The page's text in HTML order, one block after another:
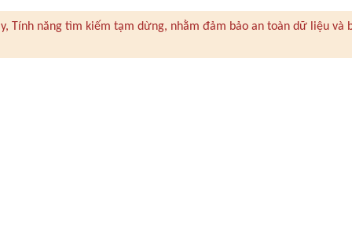
Tính năng tìm kiếm tạm dừng, nhằm đảm bảo an toàn dữ liệu và